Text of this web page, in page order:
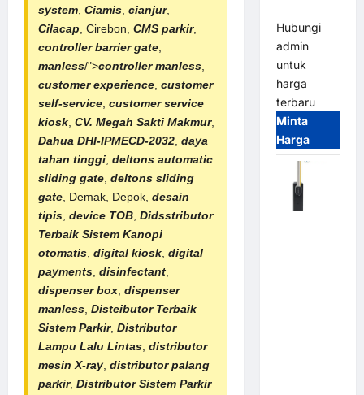
system, Ciamis, cianjur,
Cilacap, Cirebon, CMS parkir,
controller barrier gate,
manless/">controller manless,
customer experience, customer
self-service, customer service
kiosk, CV. Megah Sakti Makmur,
Dahua DHI-IPMECD-2032, daya
tahan tinggi, deltons automatic
sliding gate, deltons sliding
gate, Demak, Depok, desain
tipis, device TOB, Didsstributor
Terbaik Sistem Kanopi
otomatis, digital kiosk, digital
payments, disinfectant,
dispenser box, dispenser
manless, Disteibutor Terbaik
Sistem Parkir, Distributor
Lampu Lalu Lintas, distributor
mesin X-ray, distributor palang
parkir, DistributorSistem Parkir
Hubungi
admin
untuk
harga
terbaru
Minta
Harga